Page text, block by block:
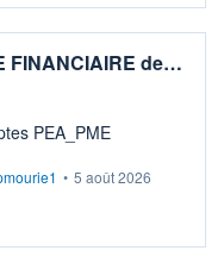
FINANCIAIRE de…
comptes PEA_PME
• 5 août 2026